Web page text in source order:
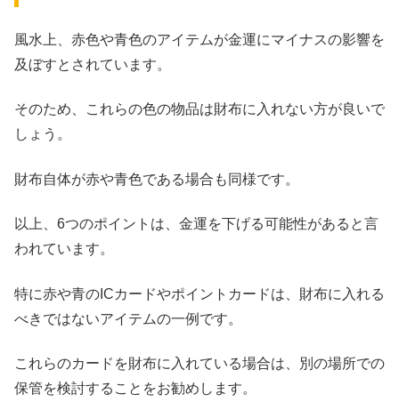
風水上、赤色や青色のアイテムが金運にマイナスの影響を
及ぼすとされています。
そのため、これらの色の物品は財布に入れない方が良いで
しょう。
財布自体が赤や青色である場合も同様です。
以上、6つのポイントは、金運を下げる可能性があると言
われています。
特に赤や青のICカードやポイントカードは、財布に入れる
べきではないアイテムの一例です。
これらのカードを財布に入れている場合は、別の場所での
保管を検討することをお勧めします。